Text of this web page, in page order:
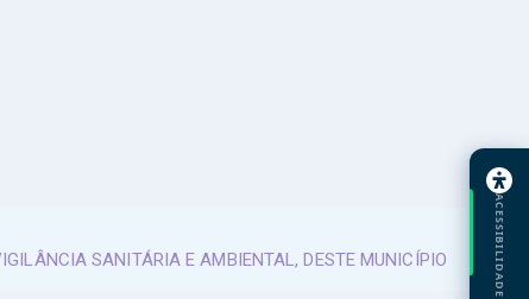
SANITÁRIA E AMBIENTAL, DESTE MUNICÍPIO
ACESSIBILIDADE